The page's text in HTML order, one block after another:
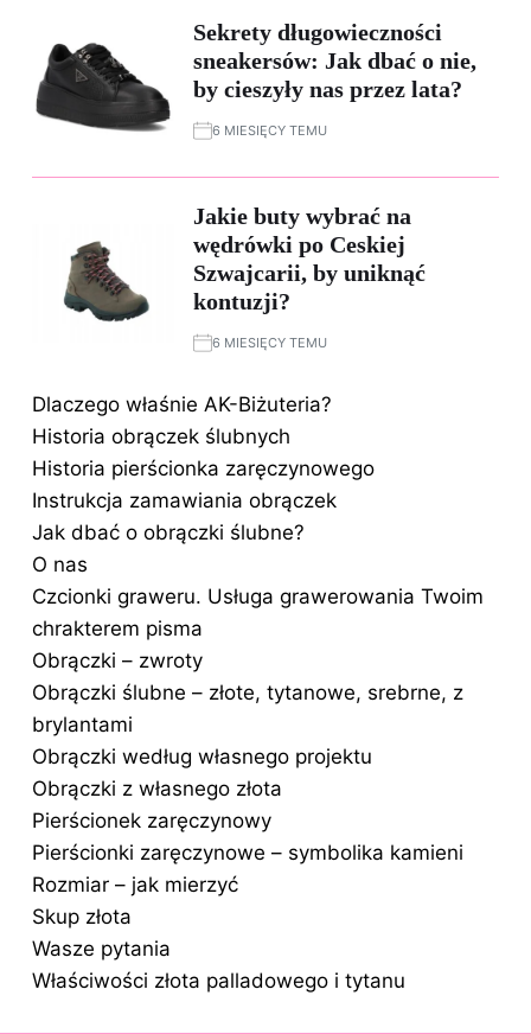
Sekrety długowieczności
sneakersów: Jak dbać o nie,
by cieszyły nas przez lata?
6 MIESIĘCY TEMU
Jakie buty wybrać na
wędrówki po Ceskiej
Szwajcarii, by uniknąć
kontuzji?
6 MIESIĘCY TEMU
Dlaczego właśnie AK-Biżuteria?
Historia obrączek ślubnych
Historia pierścionka zaręczynowego
Instrukcja zamawiania obrączek
Jak dbać o obrączki ślubne?
O nas
Czcionki graweru. Usługa grawerowania Twoim
chrakterem pisma
Obrączki – zwroty
Obrączki ślubne – złote, tytanowe, srebrne, z
brylantami
Obrączki według własnego projektu
Obrączki z własnego złota
Pierścionek zaręczynowy
Pierścionki zaręczynowe – symbolika kamieni
Rozmiar – jak mierzyć
Skup złota
Wasze pytania
Właściwości złota palladowego i tytanu